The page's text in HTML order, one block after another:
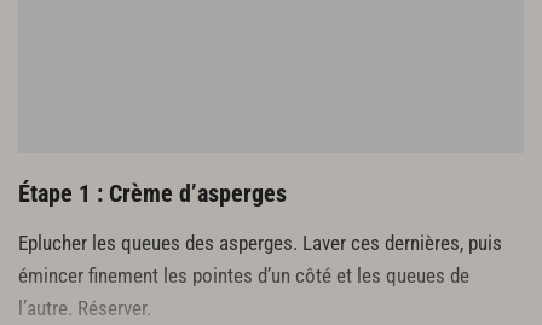
Étape 1 : Crème d’asperges
Eplucher les queues des asperges. Laver ces dernières, puis
émincer finement les pointes d’un côté et les queues de
l’autre. Réserver.